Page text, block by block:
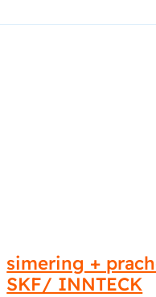
simering +
SKF/ INNTECK